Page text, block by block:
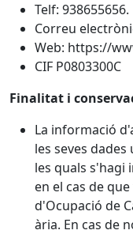
Telf: 938655656.
Correu
Web: https://
CIF P0803300C
Finalitat i
La informació
les seves
les quals s'hagi
en el cas de
d'Ocupació de
ària. En cas de